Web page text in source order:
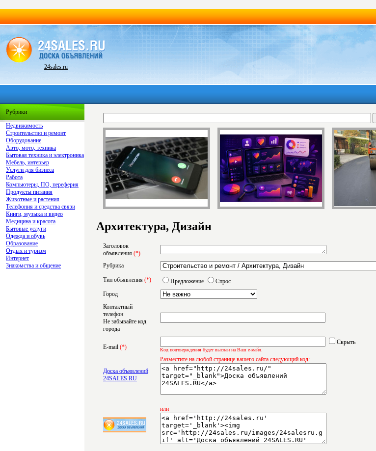
24sales.ru
Рубрики
Недвижимость
Строительство и ремонт
Оборудование
Авто, мото, техника
Бытовая техника и электроника
Мебель, интерьер
Услуги для бизнеса
Работа
Компьютеры, ПО, переферия
Продукты питания
Животные и растения
Телефония и средства связи
Книги, музыка и видео
Медицина и красота
Бытовые услуги
Одежда и обувь
Образование
Отдых и туризм
Интернет
Знакомства и общение
Архитектура, Дизайн
Заголовок
объявления (*)
Рубрика
Тип объявления (*) Предложение
Спрос
Город
Контактный
телефон
Не забывайте код
города
E-mail (*)
Скрыть
Код подтверждения будет выслан на Ваш е-майл.
Доска объявлений
24SALES.RU
Разместите на любой странице вашего сайта следующий код:
или